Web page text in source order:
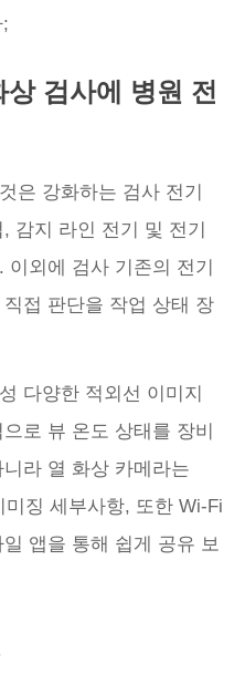
검사에 병원 전
은 강화하는 검사 전기
감지 라인 전기 및 전기
이외에 검사 기존의 전기
접 판단을 작업 상태 장
다양한 적외선 이미지
로 뷰 온도 상태를 장비
라 열 화상 카메라는
징 세부사항, 또한 Wi-Fi
앱을 통해 쉽게 공유 보